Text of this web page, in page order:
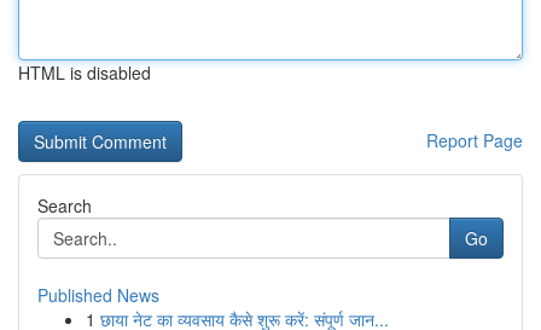
HTML is disabled
Report Page
Search
Go
Published News
1 छाया नेट का व्यवसाय कैसे शुरू करें: संपूर्ण जान...